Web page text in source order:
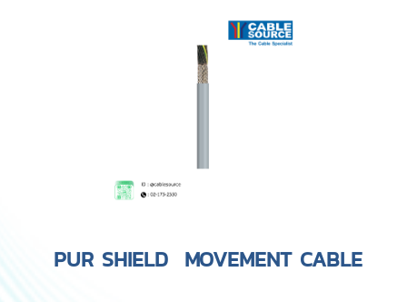
PUR SHIELD MOVEMENT CABLE